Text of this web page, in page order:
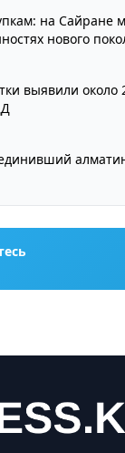
на Сайране
нового
выявили около